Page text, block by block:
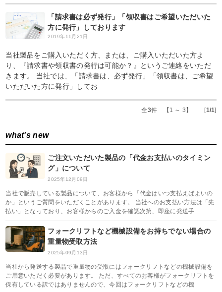
「請求書は必ず発行」「領収書はご希望いただいた
方に発行」しております
2019年11月21日
当社製品をご購入いただく方、または、ご購入いただいた方よ
り、『請求書や領収書の発行は可能か？』というご連絡をいただ
きます。 当社では、「請求書は、必ず発行」「領収書は、ご希望
いただいた方に発行」してお
全3件 【1 ～ 3】 [1/1]
what's new
ご注文いただいた製品の「代金お支払いのタイミン
グ」について
2025年12月09日
当社で販売している製品について、お客様から「代金はいつ支払えばよいの
か」というご質問をいただくことがあります。 当社へのお支払い方法は「先
払い」となっており、お客様からのご入金を確認次第、即座に発送手
フォークリフトなど機械設備をお持ちでない場合の
重量物受取方法
2025年09月13日
当社から発送する製品で重量物の受取にはフォークリフトなどの機械設備を
ご用意いただく必要があります。 ただ、すべてのお客様がフォークリフトを
保有している訳ではありませんので、今回はフォークリフトなどの機